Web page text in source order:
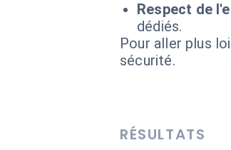
Respect de
dédiés.
Pour aller plus
sécurité.
RÉSULTATS